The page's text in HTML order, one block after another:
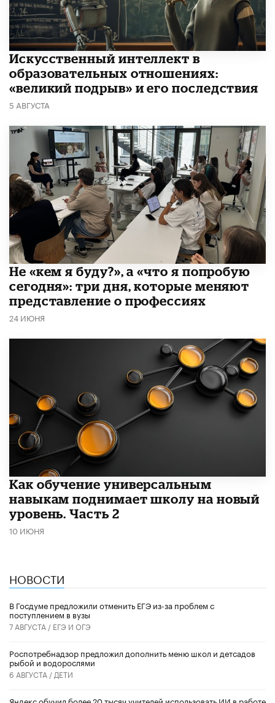
​Искусственный интеллект в
образовательных отношениях:
«великий подрыв» и его последствия
5 АВГУСТА
Не «кем я буду?», а «что я попробую
сегодня»: три дня, которые меняют
представление о профессиях
24 ИЮНЯ
​Как обучение универсальным
навыкам поднимает школу на новый
уровень. Часть 2
10 ИЮНЯ
НОВОСТИ
В Госдуме предложили отменить ЕГЭ из-за проблем с
поступлением в вузы
7 АВГУСТА / ЕГЭ И ОГЭ
Роспотребнадзор предложил дополнить меню школ и детсадов
рыбой и водорослями
6 АВГУСТА / ДЕТИ
​Яндекс обучил более 20 тысяч учителей использовать ИИ в работе